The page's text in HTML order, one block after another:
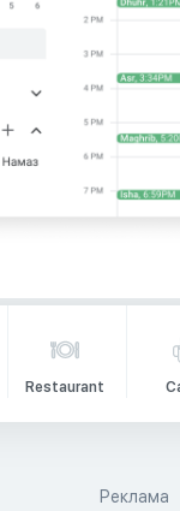
Restaurant
Реклама